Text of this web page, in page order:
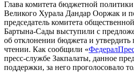
Глава комитета бюджетной
Великого Хурала Дандар Ооржак и
председатель комитета
Бартына-Сады выступили с
об отклонении бюджета и утвердить
чтении. Как сообщили «
пресс-службе Закпалаты, данное
поддержки, за него проголосовало